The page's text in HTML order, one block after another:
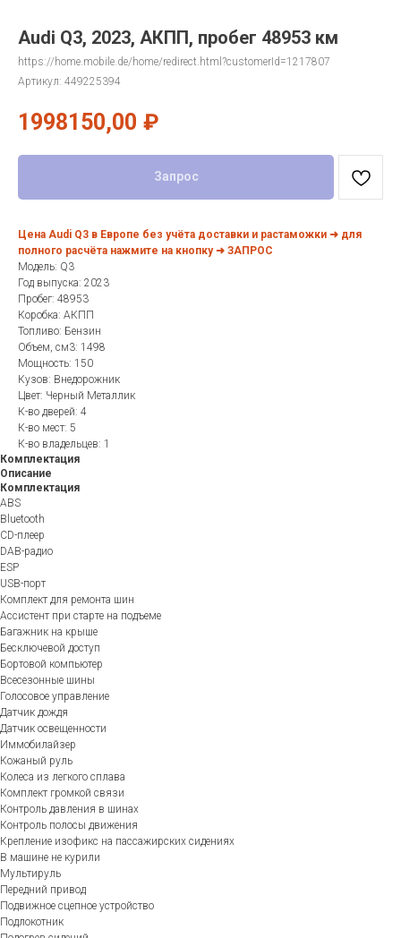
Audi Q3, 2023, АКПП, пробег 48953 км
https://home.mobile.de/home/redirect.html?customerId=1217807
Артикул: 449225394
1998150,00 ₽
Запрос
Цена Audi Q3 в Европе без учёта доставки и растаможки ➜ для
полного расчёта нажмите на кнопку ➜ ЗАПРОС
Модель: Q3
Год выпуска: 2023
Пробег: 48953
Коробка: АКПП
Топливо: Бензин
Объем, см3: 1498
Мощность: 150
Кузов: Внедорожник
Цвет: Черный Металлик
К-во дверей: 4
К-во мест: 5
К-во владельцев: 1
Комплектация
Описание
Комплектация
ABS
Bluetooth
CD-плеер
DAB-радио
ESP
USB-порт
Комплект для ремонта шин
Ассистент при старте на подъеме
Багажник на крыше
Бесключевой доступ
Бортовой компьютер
Всесезонные шины
Голосовое управление
Датчик дождя
Датчик освещенности
Иммобилайзер
Кожаный руль
Колеса из легкого сплава
Комплект громкой связи
Контроль давления в шинах
Контроль полосы движения
Крепление изофикс на пассажирских сидениях
В машине не курили
Мультируль
Передний привод
Подвижное сцепное устройство
Подлокотник